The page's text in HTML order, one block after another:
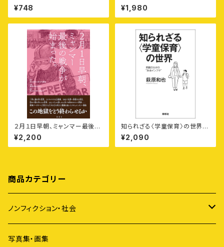
カ所御朱印付きポストカード集
〈第7集〉香川11カ寺
¥748
スモポリタニズムの出現
¥1,980
２月１日早朝、ミャンマー最後の
戦争が始まった。
¥2,200
知られざる〈学童保育〉の世界
——問題だらけの“社会インフ
ラ”
¥2,090
商品カテゴリー
ノンフィクション・社会
アイヌ
写真集・画集